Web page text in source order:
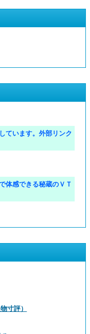
ています。外部リンク
体感できる秘蔵のＶＴ
寸評）